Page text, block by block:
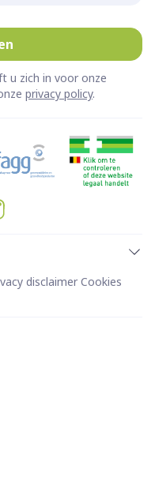
u zich in voor onze
privacy policy.
disclaimer Cookies